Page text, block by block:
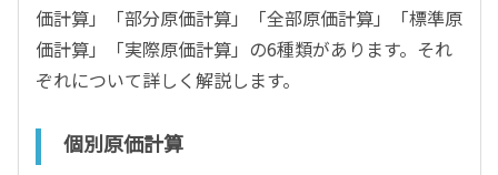
価計算」「部分原価計算」「全部原価計算」「標準原
価計算」「実際原価計算」の6種類があります。それ
ぞれについて詳しく解説します。
個別原価計算